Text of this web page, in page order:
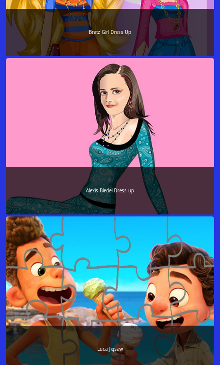
Bratz Girl Dress Up
Alexis Bledel Dress up
Luca Jigsaw